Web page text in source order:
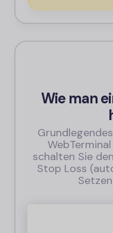
Wie man
schalten Sie
Stop Loss